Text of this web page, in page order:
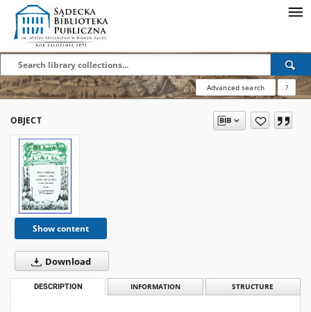
Advanced search ?
OBJECT
Show content
Download
DESCRIPTION INFORMATION STRUCTURE